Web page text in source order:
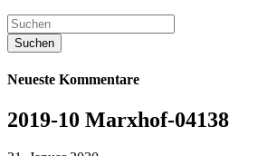
Neueste Kommentare
2019-10 Marxhof-04138